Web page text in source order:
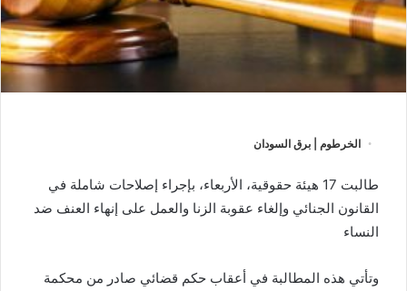
الخرطوم | برق السودان
طالبت 17 هيئة حقوقية، الأربعاء، بإجراء إصلاحات شاملة في
القانون الجنائي وإلغاء عقوبة الزنا والعمل على إنهاء العنف ضد
النساء
وتأتي هذه المطالبة في أعقاب حكم قضائي صادر من محكمة